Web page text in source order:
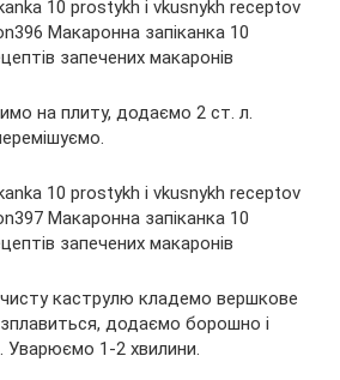
на плиту, додаємо 2 ст. л.
каструлю кладемо вершкове
додаємо борошно і
Уварюємо 1-2 хвилини.